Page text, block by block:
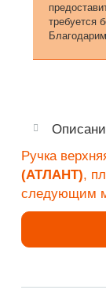
требуется
Ручка
(АТЛАНТ),
следующим